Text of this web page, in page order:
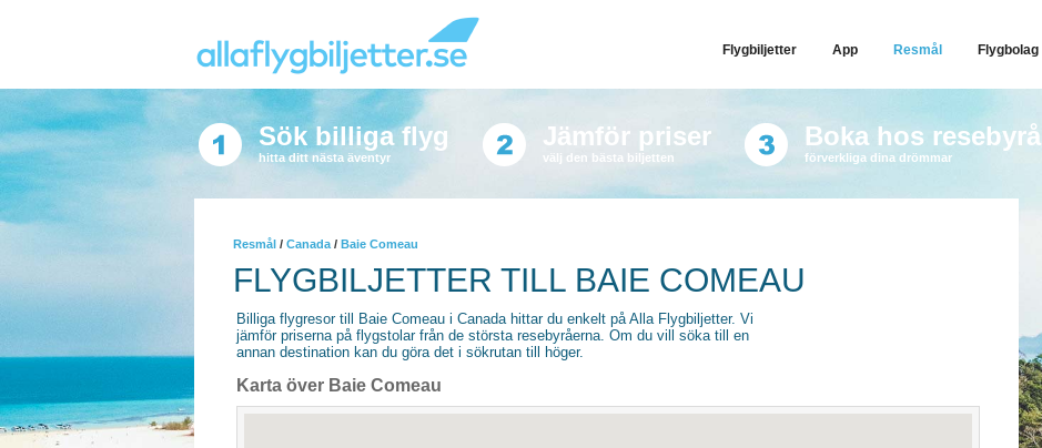
Flygbiljetter App Resmål Flygbolag
Sök billiga flyg
hitta ditt nästa äventyr
Jämför priser
välj den bästa biljetten
Boka hos resebyrå
förverkliga dina drömmar
Resmål / Canada / Baie Comeau
FLYGBILJETTER TILL BAIE COMEAU
Billiga flygresor till Baie Comeau i Canada hittar du enkelt på Alla Flygbiljetter. Vi
jämför priserna på flygstolar från de största resebyråerna. Om du vill söka till en
annan destination kan du göra det i sökrutan till höger.
Karta över Baie Comeau